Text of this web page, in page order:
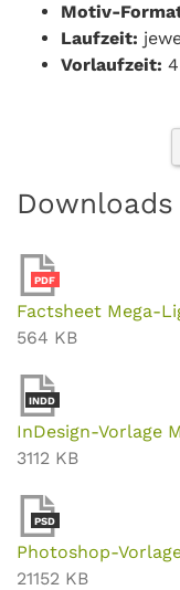
Motiv-
Laufzeit:
Vorlaufzeit:
Downloads
PDF
Factsheet Mega-
564 KB
INDD
InDesign-Vorlage
3112 KB
PSD
Photoshop-
21152 KB